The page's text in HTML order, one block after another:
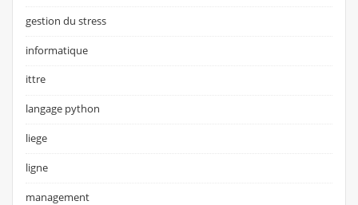
gestion du stress
informatique
ittre
langage python
liege
ligne
management